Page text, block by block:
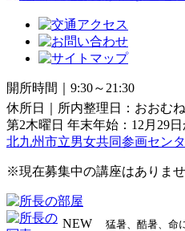
開所時間｜9:30～21:30
休所日｜所内整理日：おおむ
第2木曜日 年末年始：12月29
北九州市立男女共同参画セン
※現在募集中の講座はありませ
NEW 猛暑、酷暑、命